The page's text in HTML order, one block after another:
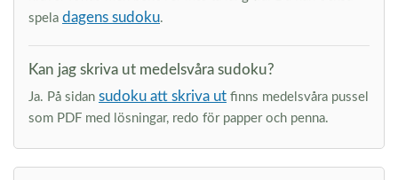
spela dagens sudoku.
Kan jag skriva ut medelsvåra sudoku?
Ja. På sidan sudoku att skriva ut finns medelsvåra pussel
som PDF med lösningar, redo för papper och penna.